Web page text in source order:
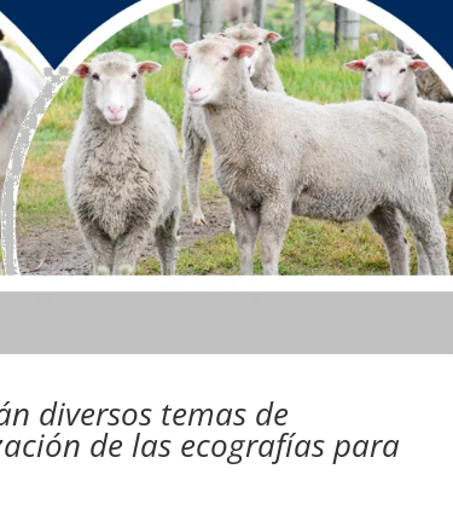
diversos temas de
de las ecografías para